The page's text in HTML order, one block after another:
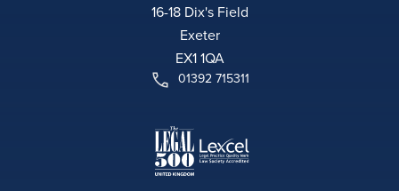
16-18 Dix's Field
Exeter
EX1 1QA
01392 715311